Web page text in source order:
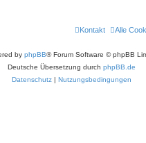
Alle
Kontakt
by phpBB® Forum Software © phpBB
Deutsche Übersetzung durch phpBB.de
Datenschutz | Nutzungsbedingungen